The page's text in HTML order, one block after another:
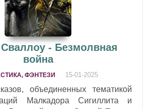
- Безмолвная
война
ФЭНТЕЗИ 15-01-2025
объединенных тематикой
Малкадора Сигиллита и